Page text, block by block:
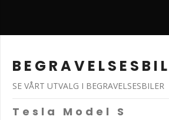
SE VÅRT UTVALG I BEGRAVELSESBILER
Tesla Model S